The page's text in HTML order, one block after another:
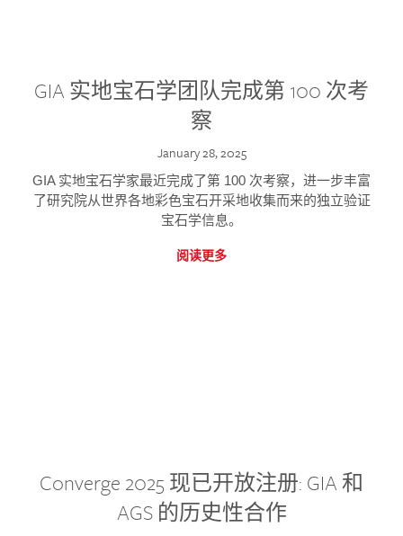
GIA 实地宝石学团队完成第 100 次考
察
January 28, 2025
GIA 实地宝石学家最近完成了第 100 次考察，进一步丰富
了研究院从世界各地彩色宝石开采地收集而来的独立验证
宝石学信息。
阅读更多
Converge 2025 现已开放注册: GIA 和
AGS 的历史性合作